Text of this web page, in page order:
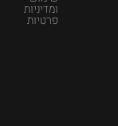
ומדיניות
פרטיות